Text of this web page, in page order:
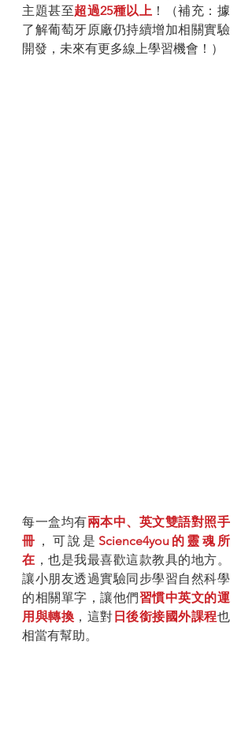
主題甚至超過25種以上 ！（補充：據
了解葡萄牙原廠仍持續增加相關實驗
開發，未來有更多線上學習機會！）
每一盒均有兩本中、英文雙語對照手
冊 ，可說是 Science4you的靈魂所
在 ，也是我最喜歡這款教具的地方。
讓小朋友透過實驗同步學習自然科學
的相關單字，讓他們習慣中英文的運
用與轉換 ，這對 日後銜接國外課程也
相當有幫助。